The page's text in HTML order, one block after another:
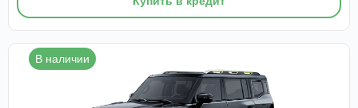
В наличии